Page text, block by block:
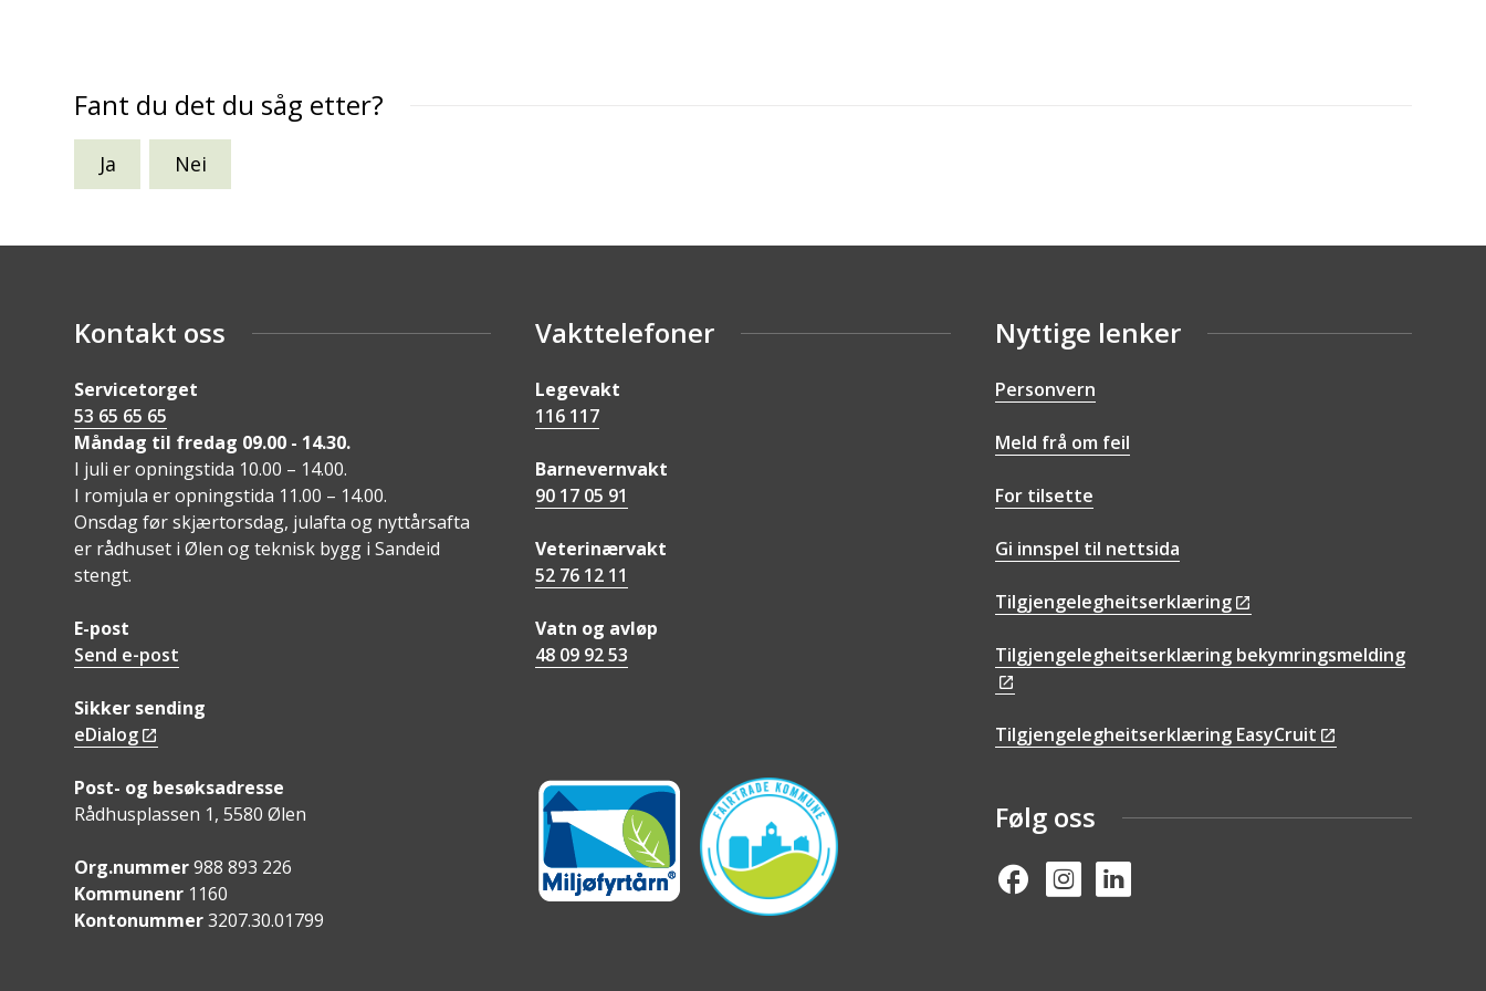
Fant du det du såg etter?
Ja Nei
Kontakt oss
Servicetorget
53 65 65 65
Måndag til fredag 09.00 - 14.30.
I juli er opningstida 10.00 – 14.00.
I romjula er opningstida 11.00 – 14.00.
Onsdag før skjærtorsdag, julafta og nyttårsafta
er rådhuset i Ølen og teknisk bygg i Sandeid
stengt.
E-post
Send e-post
Sikker sending
eDialog
Post- og besøksadresse
Rådhusplassen 1, 5580 Ølen
Org.nummer988 893 226
Kommunenr 1160
Kontonummer3207.30.01799
Vakttelefoner
Legevakt
116 117
Barnevernvakt
90 17 05 91
Veterinærvakt
52 76 12 11
Vatn og avløp
48 09 92 53
Nyttige lenker
Personvern
Meld frå om feil
For tilsette
Gi innspel til nettsida
Tilgjengelegheitserklæring
Tilgjengelegheitserklæring bekymringsmelding
Tilgjengelegheitserklæring EasyCruit
Følg oss
FacebookInstagramLinked in